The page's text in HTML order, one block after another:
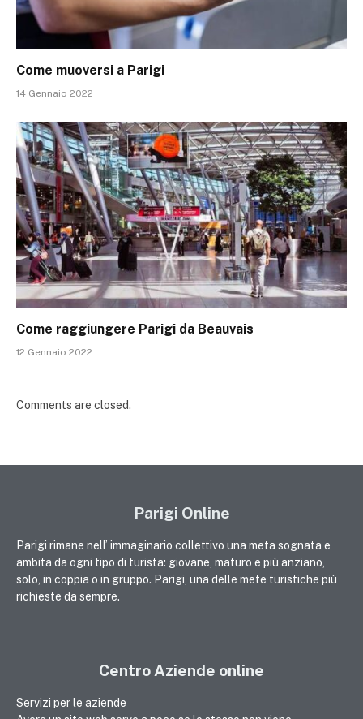
Come muoversi a Parigi
14 Gennaio 2022
Come raggiungere Parigi da Beauvais
12 Gennaio 2022
Comments are closed.
Parigi Online
Parigi rimane nell’ immaginario collettivo una meta sognata e
ambita da ogni tipo di turista: giovane, maturo e più anziano,
solo, in coppia o in gruppo. Parigi, una delle mete turistiche più
richieste da sempre.
Centro Aziende online
Servizi per le aziende